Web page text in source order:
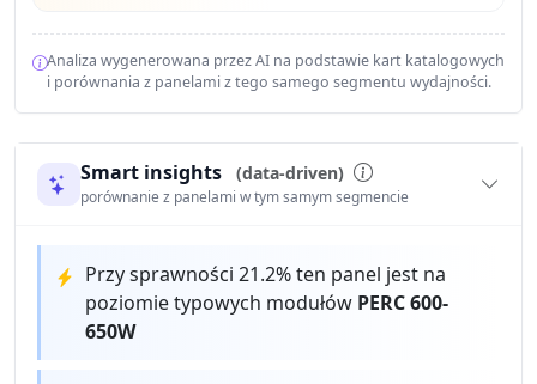
Analiza wygenerowana przez AI na podstawie kart katalogowych
i porównania z panelami z tego samego segmentu wydajności.
Smart insights (data-driven)
porównanie z panelami w tym samym segmencie
Przy sprawności 21.2% ten panel jest na
poziomie typowych modułów PERC 600-
650W